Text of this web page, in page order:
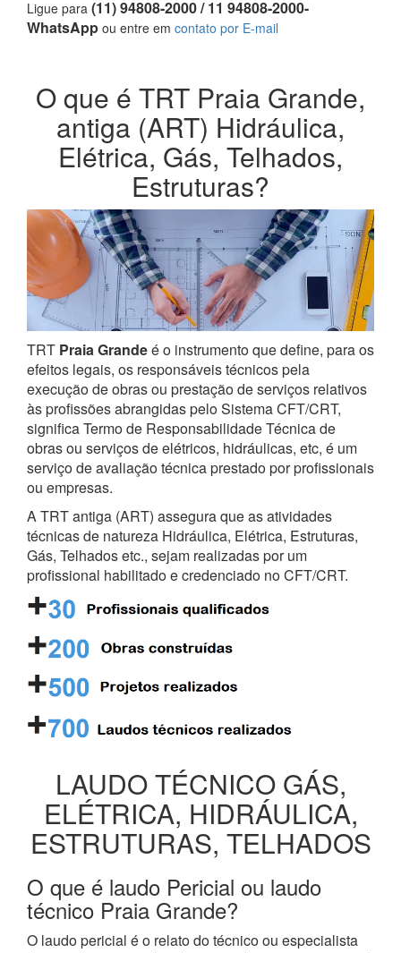
Ligue para (11) 94808-2000 / 11 94808-2000-
WhatsApp ou entre em contato por E-mail
O que é TRT Praia Grande,
antiga (ART) Hidráulica,
Elétrica, Gás, Telhados,
Estruturas?
TRT Praia Grandeé o instrumento que define, para os
efeitos legais, os responsáveis técnicos pela
execução de obras ou prestação de serviços relativos
às profissões abrangidas pelo Sistema CFT/CRT,
significa Termo de Responsabilidade Técnica de
obras ou serviços de elétricos, hidráulicas, etc, é um
serviço de avaliação técnica prestado por profissionais
ou empresas.
A TRT antiga (ART) assegura que as atividades
técnicas de natureza Hidráulica, Elétrica, Estruturas,
Gás, Telhados etc., sejam realizadas por um
profissional habilitado e credenciado no CFT/CRT.
LAUDO TÉCNICO GÁS,
ELÉTRICA, HIDRÁULICA,
ESTRUTURAS, TELHADOS
O que é laudo Pericial ou laudo
técnico Praia Grande?
O laudo pericial é o relato do técnico ou especialista